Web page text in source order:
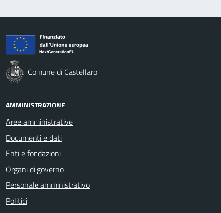
Comune di Castellaro
AMMINISTRAZIONE
Aree amministrative
Documenti e dati
Enti e fondazioni
Organi di governo
Personale amministrativo
Politici